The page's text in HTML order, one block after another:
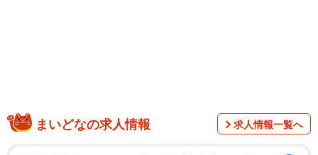
まいどなの求人情報 求人情報一覧へ